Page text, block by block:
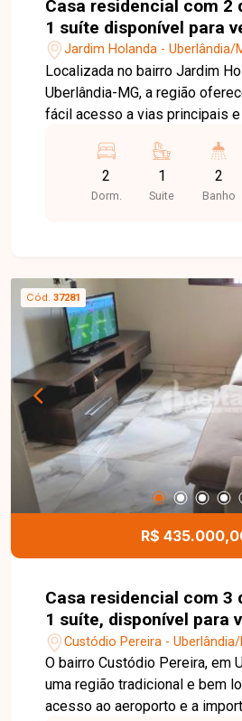
Casa residencial com 2
1 suíte disponível para
Jardim Holanda em
Jardim Holanda - Uberlândia/
Localizada no bairro Jardim
Uberlândia-MG, a região
fácil acesso a vias principais
praticidade no dia a dia. A casa possui
aproximadamente 132 m² de
terreno de 250 m², composta
conta ainda com varanda
churrasqueira, piscina, portão
vagas de garagem,
para toda a família. Entre em contato com a
equipe da Delta Imóveis e
conhecer essa oportunidade.
2
Dorm.
1
Suite
2
Banho
Cód. 37281
R$
Casa residencial com 3
1 suíte, disponível para
Custódio Pereira em
Custódio Pereira - Uberlândia/
O bairro Custódio Pereira, em
uma região tradicional e bem
acesso ao aeroporto e a